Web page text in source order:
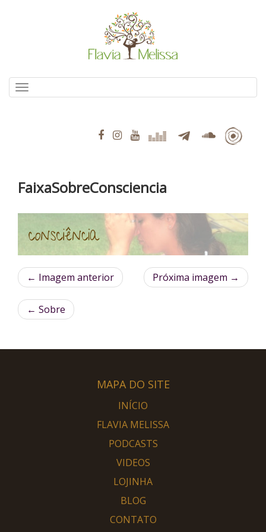
FaixaSobreConsciencia
← Imagem anterior Próxima imagem →
← Sobre
MAPA DO SITE
INÍCIO
FLAVIA MELISSA
PODCASTS
VIDEOS
LOJINHA
BLOG
CONTATO